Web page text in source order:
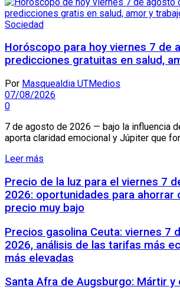
Sociedad
Horóscopo para hoy viernes 7 de
predicciones gratuitas en salud,
Por Masquealdia UTMedios
07/08/2026
0
7 de agosto de 2026 — bajo la influencia
aporta claridad emocional y Júpiter que
Leer más
Precio de la luz para el viernes 7
2026: oportunidades para ahorrar
precio muy bajo
Precios gasolina Ceuta: viernes 7
2026, análisis de las tarifas más
más elevadas
Santa Afra de Augsburgo: Mártir y